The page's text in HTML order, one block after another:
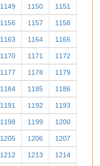
1149 1150 1151
1156 1157 1158
1163 1164 1165
1170 1171 1172
1177 1178 1179
1184 1185 1186
1191 1192 1193
1198 1199 1200
1205 1206 1207
1212 1213 1214